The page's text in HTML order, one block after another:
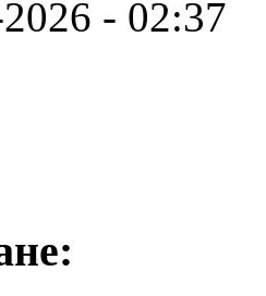
- 02:37